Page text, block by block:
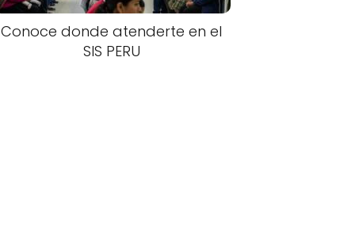
Conoce donde atenderte en el
SIS PERU